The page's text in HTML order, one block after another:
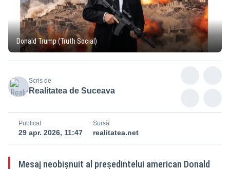
Donald Trump (Truth Social)
Scris de
Realitatea de Suceava
Publicat
29 apr. 2026, 11:47
Sursă
realitatea.net
Mesaj neobișnuit al președintelui american Donald